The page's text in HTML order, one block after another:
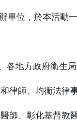
單位，於本活動
各地方政府衛生
律師、均衡法律
師、彰化基督教